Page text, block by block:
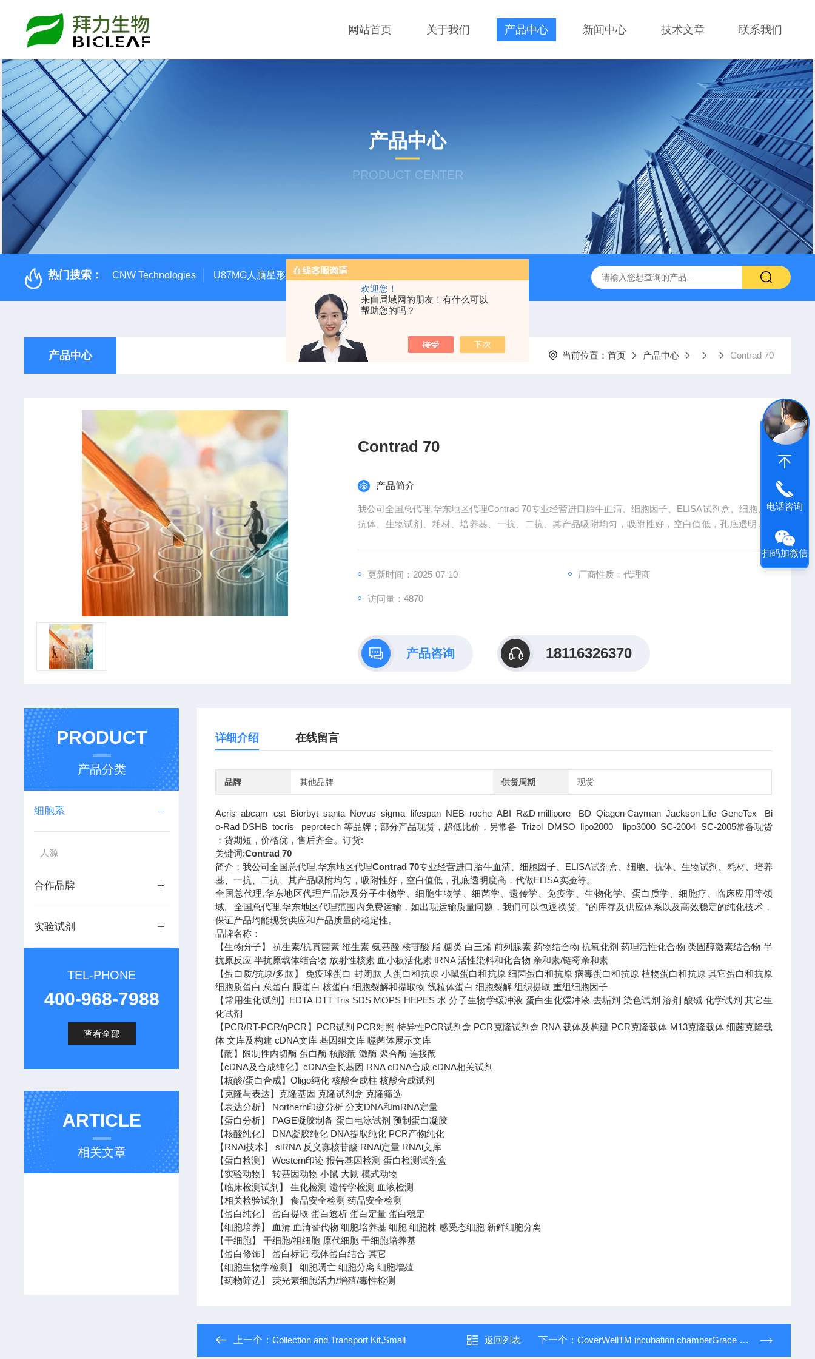
欢迎您！
来自局域网的朋友！有什么可以
帮助您的吗？
网站首页 关于我们 产品中心 新闻中心 技术文章 联系我们
产品中心
PRODUCT CENTER
热门搜索： CNW Technologies U87MG人脑星形胶质母细胞瘤（U87-MG） vero细胞vero细胞 大鼠肠微血管内皮细胞
产品中心 当前位置： 首页 产品中心 Contrad 70
Contrad 70
产品简介
我公司全国总代理,华东地区代理Contrad 70专业经营进口胎牛血清、细胞因子、ELISA试剂盒、细胞、
抗体、生物试剂、耗材、培养基、一抗、二抗、其产品吸附均匀，吸附性好，空白值低，孔底透明度
更新时间：2025-07-10 厂商性质：代理商
访问量：4870
产品咨询 18116326370
PRODUCT
产品分类
细胞系
人源
合作品牌
实验试剂
TEL-PHONE
400-968-7988
查看全部
ARTICLE
相关文章
详细介绍 在线留言
品牌 其他品牌 供货周期 现货
Acris abcam cst Biorbyt santa Novus sigma lifespan NEB roche ABI R&D millipore BD Qiagen Cayman Jackson Life GeneTex Bi
o-Rad DSHB tocris peprotech 等品牌；部分产品现货，超低比价，另常备 Trizol DMSO lipo2000 lipo3000 SC-2004 SC-2005常备现货
；货期短，价格优，售后齐全。订货:
关键词:Contrad 70
简介：我公司全国总代理,华东地区代理Contrad 70专业经营进口胎牛血清、细胞因子、ELISA试剂盒、细胞、抗体、生物试剂、耗材、培养
基、一抗、二抗、其产品吸附均匀，吸附性好，空白值低，孔底透明度高，代做ELISA实验等。
全国总代理,华东地区代理产品涉及分子生物学、细胞生物学、细菌学、遗传学、免疫学、生物化学、蛋白质学、细胞疗、临床应用等领
域。全国总代理,华东地区代理范围内免费运输，如出现运输质量问题，我们可以包退换货。 *的库存及供应体系以及高效稳定的纯化技术，
保证产品均能现货供应和产品质量的稳定性。
品牌名称：
【生物分子】 抗生素/抗真菌素 维生素 氨基酸 核苷酸 脂 糖类 白三烯 前列腺素 药物结合物 抗氧化剂 药理活性化合物 类固醇激素结合物 半
抗原反应 半抗原载体结合物 放射性核素 血小板活化素 tRNA 活性染料和化合物 亲和素/链霉亲和素
【蛋白质/抗原/多肽】 免疫球蛋白 封闭肽 人蛋白和抗原 小鼠蛋白和抗原 细菌蛋白和抗原 病毒蛋白和抗原 植物蛋白和抗原 其它蛋白和抗原
细胞质蛋白 总蛋白 膜蛋白 核蛋白 细胞裂解和提取物 线粒体蛋白 细胞裂解 组织提取 重组细胞因子
【常用生化试剂】EDTA DTT Tris SDS MOPS HEPES 水 分子生物学缓冲液 蛋白生化缓冲液 去垢剂 染色试剂 溶剂 酸碱 化学试剂 其它生
化试剂
【PCR/RT-PCR/qPCR】PCR试剂 PCR对照 特异性PCR试剂盒 PCR克隆试剂盒 RNA 载体及构建 PCR克隆载体 M13克隆载体 细菌克隆载
体 文库及构建 cDNA文库 基因组文库 噬菌体展示文库
【酶】限制性内切酶 蛋白酶 核酸酶 激酶 聚合酶 连接酶
【cDNA及合成纯化】cDNA全长基因 RNA cDNA合成 cDNA相关试剂
【核酸/蛋白合成】Oligo纯化 核酸合成柱 核酸合成试剂
【克隆与表达】克隆基因 克隆试剂盒 克隆筛选
【表达分析】 Northern印迹分析 分支DNA和mRNA定量
【蛋白分析】 PAGE凝胶制备 蛋白电泳试剂 预制蛋白凝胶
【核酸纯化】 DNA凝胶纯化 DNA提取纯化 PCR产物纯化
【RNAi技术】 siRNA 反义寡核苷酸 RNAi定量 RNAi文库
【蛋白检测】 Western印迹 报告基因检测 蛋白检测试剂盒
【实验动物】 转基因动物 小鼠 大鼠 模式动物
【临床检测试剂】 生化检测 遗传学检测 血液检测
【相关检验试剂】 食品安全检测 药品安全检测
【蛋白纯化】 蛋白提取 蛋白透析 蛋白定量 蛋白稳定
【细胞培养】 血清 血清替代物 细胞培养基 细胞 细胞株 感受态细胞 新鲜细胞分离
【干细胞】 干细胞/祖细胞 原代细胞 干细胞培养基
【蛋白修饰】 蛋白标记 载体蛋白结合 其它
【细胞生物学检测】 细胞凋亡 细胞分离 细胞增殖
【药物筛选】 荧光素细胞活力/增殖/毒性检测
上一个：Collection and Transport Kit,Small 返回列表 下一个： CoverWellTM incubation chamberGrace Bio-Labs可反复使用的
电话咨询
扫码加微信